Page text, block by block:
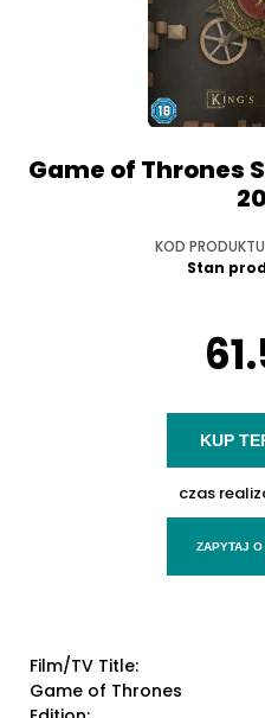
Game of Thrones
KOD
Stan
KUP
czas
ZAPYTAJ
Film/TV Title:
Game of Thrones